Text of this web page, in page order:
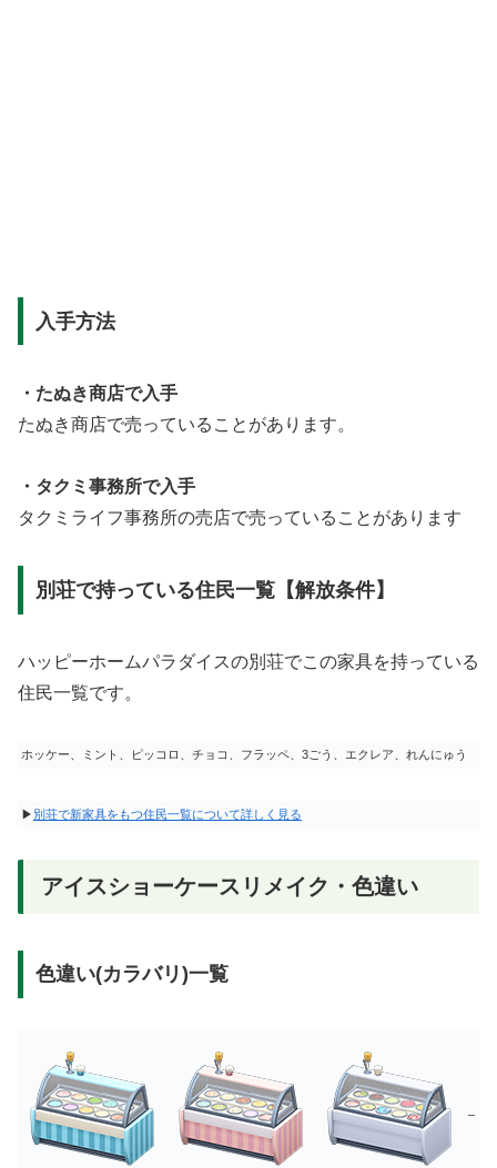
入手方法
・たぬき商店で入手
たぬき商店で売っていることがあります。
・タクミ事務所で入手
タクミライフ事務所の売店で売っていることがあります
別荘で持っている住民一覧【解放条件】
ハッピーホームパラダイスの別荘でこの家具を持っている
住民一覧です。
ホッケー、ミント、ピッコロ、チョコ、フラッペ、3ごう、エクレア、れんにゅう
▶ 別荘で新家具をもつ住民一覧について詳しく見る
アイスショーケースリメイク・色違い
色違い(カラバリ)一覧
–